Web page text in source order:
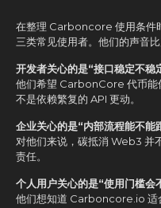
在整理 Carboncore 使用条件
三类常见使用者。他们的声音
开发者关心的是“接口稳定不稳
他们希望 CarbonCore 代币能
不是依赖繁复的 API 更动。
企业关心的是“内部流程能不能
对他们来说，碳抵消 Web3 并
责任。
个人用户关心的是“使用门槛会
他们想知道 Carboncore.io 适